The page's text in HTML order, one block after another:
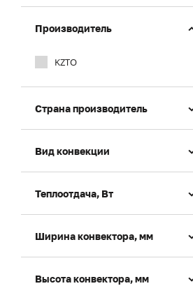
Производитель
KZTO
Страна производитель
Вид конвекции
Теплоотдача, Вт
Ширина конвектора, мм
Высота конвектора, мм